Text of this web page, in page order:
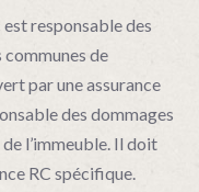
est responsable des
communes de
par une assurance
des dommages
l’immeuble. Il doit
RC spécifique.